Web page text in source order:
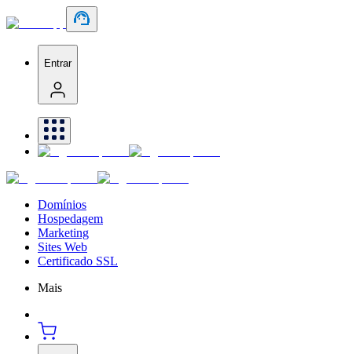
Entrar
Domínios
Hospedagem
Marketing
Sites Web
Certificado SSL
Mais